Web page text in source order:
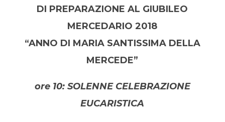
DI PREPARAZIONE AL GIUBILEO
MERCEDARIO 2018
“ANNO DI MARIA SANTISSIMA DELLA
MERCEDE”
ore 10: SOLENNE CELEBRAZIONE
EUCARISTICA